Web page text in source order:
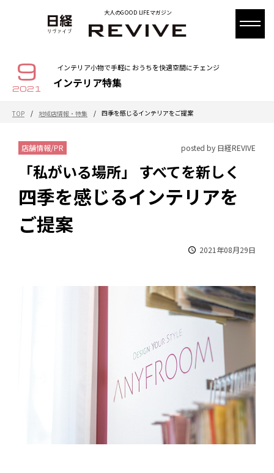
大人のGOOD LIFEマガジン
9
2021
インテリア小物で手軽に おうちを快適空間にチェンジ
インテリア特集
TOP / 地域店情報・特集 / 四季を感じるインテリアをご提案
店舗情報/PR posted by 日経REVIVE
「私がいる場所」 すべてを新しく
四季を感じるインテリアを
ご提案
2021年08月29日